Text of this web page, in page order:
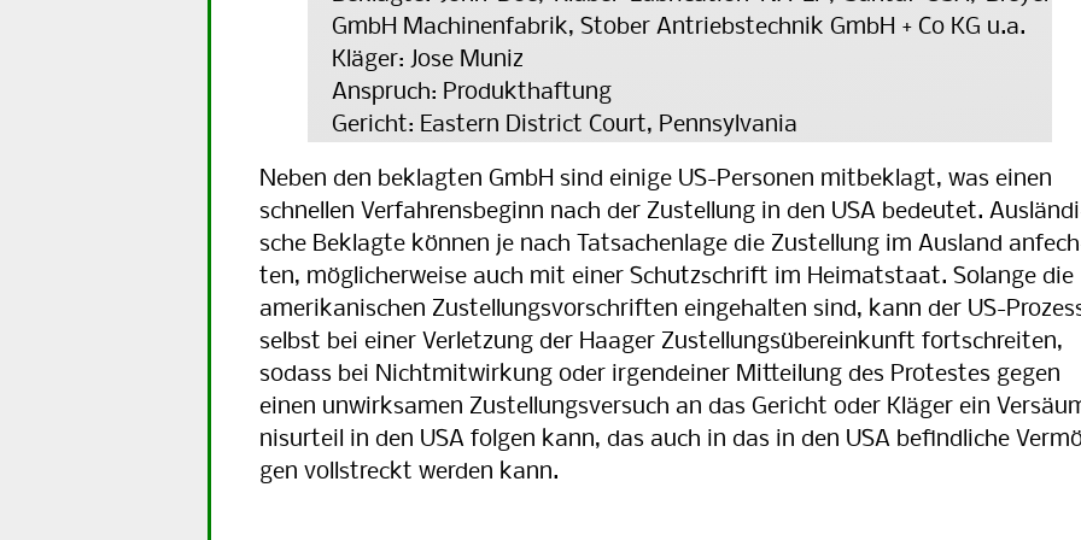
GmbH Machinenfabrik, Stober Antriebstechnik GmbH + Co KG u.a.
Kläger: Jose Muniz
Anspruch: Produkthaftung
Gericht: Eastern District Court, Pennsylvania
Neben den beklagten GmbH sind einige US-Personen mitbeklagt, was einen
schnellen Verfahrensbeginn nach der Zustellung in den USA bedeutet.
sche Beklagte können je nach Tatsachenlage die Zustellung im Aus­land
ten, möglicherweise auch mit einer Schutzschrift im Hei­mat­staat. Solange die
ame­ri­ka­ni­schen Zustellungsvorschriften eingehalten sind, kann der US-
selbst bei einer Verletzung der Haager Zustellungsübereinkunft fort­schrei­ten,
so­dass bei Nichtmitwirkung oder irgendeiner Mitteilung des Pro­tes­tes ge­gen
einen un­wirk­samen Zustellungsversuch an das Gericht oder Kläger ein
nisurteil in den USA folgen kann, das auch in das in den USA be­find­liche
gen vollstreckt werden kann.